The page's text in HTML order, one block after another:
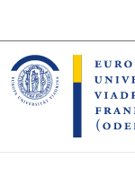
the
content
section
the
footer
section